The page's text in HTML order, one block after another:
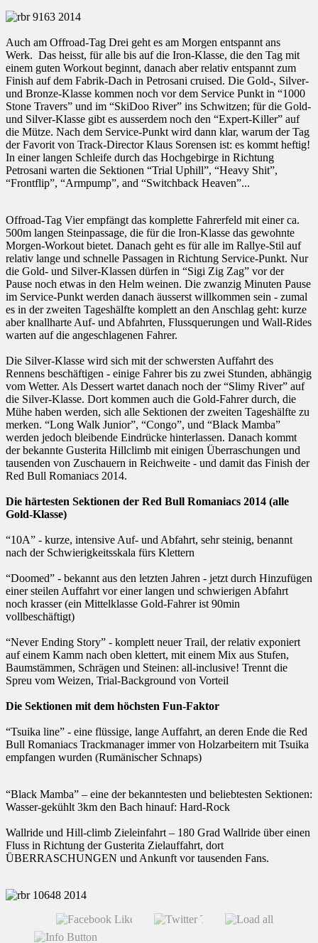
Auch am Offroad-Tag Drei geht es am Morgen entspannt ans
Werk. Das heisst, für alle bis auf die Iron-Klasse, die den Tag mit
einem guten Workout beginnt, danach aber relativ entspannt zum
Finish auf dem Fabrik-Dach in Petrosani cruised. Die Gold-, Silver-
und Bronze-Klasse kommen noch vor dem Service Punkt in “1000
Stone Travers” und im “SkiDoo River” ins Schwitzen; für die Gold-
und Silver-Klasse gibt es ausserdem noch den “Expert-Killer” auf
die Mütze. Nach dem Service-Punkt wird dann klar, warum der Tag
der Favorit von Track-Director Klaus Sorensen ist: es kommt heftig!
In einer langen Schleife durch das Hochgebirge in Richtung
Petrosani warten die Sektionen “Trial Uphill”, “Heavy Shit”,
“Frontflip”, “Armpump”, and “Switchback Heaven”...
Offroad-Tag Vier empfängt das komplette Fahrerfeld mit einer ca.
500m langen Steinpassage, die für die Iron-Klasse das gewohnte
Morgen-Workout bietet. Danach geht es für alle im Rallye-Stil auf
relativ lange und schnelle Passagen in Richtung Service-Punkt. Nur
die Gold- und Silver-Klassen dürfen in “Sigi Zig Zag” vor der
Pause noch etwas in den Helm weinen. Die zwanzig Minuten Pause
im Service-Punkt werden danach äusserst willkommen sein - zumal
es in der zweiten Tageshälfte komplett an den Anschlag geht: kurze
aber knallharte Auf- und Abfahrten, Flussquerungen und Wall-Rides
warten auf die angeschlagenen Fahrer.
Die Silver-Klasse wird sich mit der schwersten Auffahrt des
Rennens beschäftigen - einige Fahrer bis zu zwei Stunden, abhängig
vom Wetter. Als Dessert wartet danach noch der “Slimy River” auf
die Silver-Klasse. Dort kommen auch die Gold-Fahrer durch, die
Mühe haben werden, sich alle Sektionen der zweiten Tageshälfte zu
merken. “Long Walk Junior”, “Congo”, und “Black Mamba”
werden jedoch bleibende Eindrücke hinterlassen. Danach kommt
der bekannte Gusterita Hillclimb mit einigen Überraschungen und
tausenden von Zuschauern in Reichweite - und damit das Finish der
Red Bull Romaniacs 2014.
Die härtesten Sektionen der Red Bull Romaniacs 2014 (alle
Gold-Klasse)
“10A” - kurze, intensive Auf- und Abfahrt, sehr steinig, benannt
nach der Schwierigkeitsskala fürs Klettern
“Doomed” - bekannt aus den letzten Jahren - jetzt durch Hinzufügen
einer steilen Auffahrt vor einer langen und schwierigen Abfahrt
noch krasser (ein Mittelklasse Gold-Fahrer ist 90min
vollbeschäftigt)
“Never Ending Story” - komplett neuer Trail, der relativ exponiert
auf einem Kamm nach oben klettert, mit einem Mix aus Stufen,
Baumstämmen, Schrägen und Steinen: all-inclusive! Trennt die
Spreu vom Weizen, Trial-Background von Vorteil
Die Sektionen mit dem höchsten Fun-Faktor
“Tsuika line” - eine flüssige, lange Auffahrt, an deren Ende die Red
Bull Romaniacs Trackmanager immer von Holzarbeitern mit Tsuika
empfangen wurden (Rumänischer Schnaps)
“Black Mamba” – eine der bekanntesten und beliebtesten Sektionen:
Wasser-gekühlt 3km den Bach hinauf: Hard-Rock
Wallride und Hill-climb Zieleinfahrt – 180 Grad Wallride über einen
Fluss in Richtung der Gusterita Zielauffahrt, dort
ÜBERRASCHUNGEN und Ankunft vor tausenden Fans.